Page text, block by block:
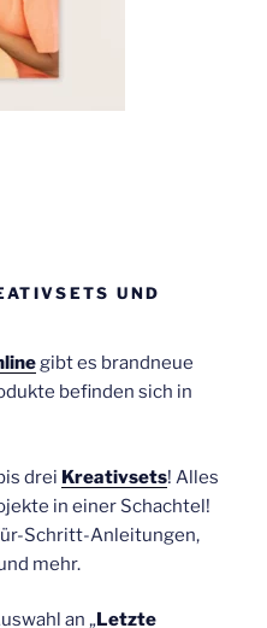
UND
gibt es brandneue
befinden sich in
drei Kreativsets! Alles
in einer Schachtel!
Schritt-Anleitungen,
mehr.
an „Letzte